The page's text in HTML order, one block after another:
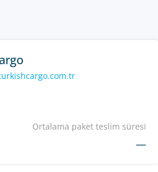
Ortalama paket teslim süresi
—